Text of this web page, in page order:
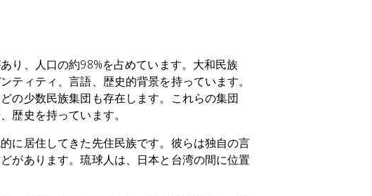
り、人口の約98%を占めています。大和民族
ティティ、言語、歴史的背景を持っています。
の少数民族集団も存在します。これらの集団
歴史を持っています。
に居住してきた先住民族です。彼らは独自の言
があります。琉球人は、日本と台湾の間に位置